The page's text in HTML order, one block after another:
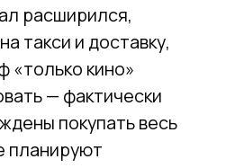
только
— не единственные,
характер роста
популярных